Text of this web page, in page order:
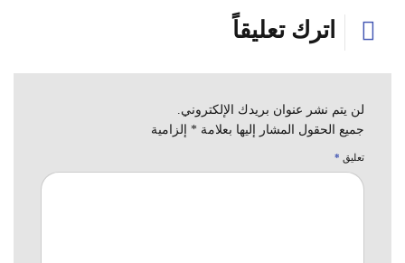
اترك تعليقاً
لن يتم نشر عنوان بريدك الإلكتروني.
جميع الحقول المشار إليها بعلامة * إلزامية
تعليق *